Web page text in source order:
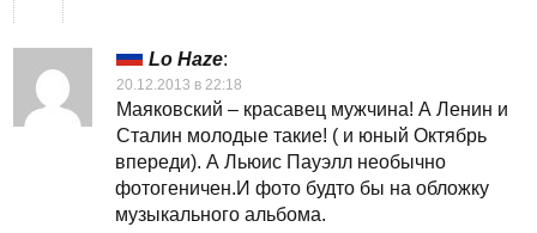
Lo Haze:
20.12.2013 в 22:18
Маяковский – красавец мужчина! А Ленин и
Сталин молодые такие! ( и юный Октябрь
впереди). А Льюис Пауэлл необычно
фотогеничен.И фото будто бы на обложку
музыкального альбома.